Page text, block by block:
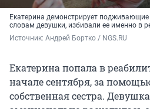
Екатерина демонстрирует
словам девушки, избивали ее именно в
Источник: Андрей Бортко / NGS.RU
Екатерина попала в
начале сентября, за
собственная сестра.